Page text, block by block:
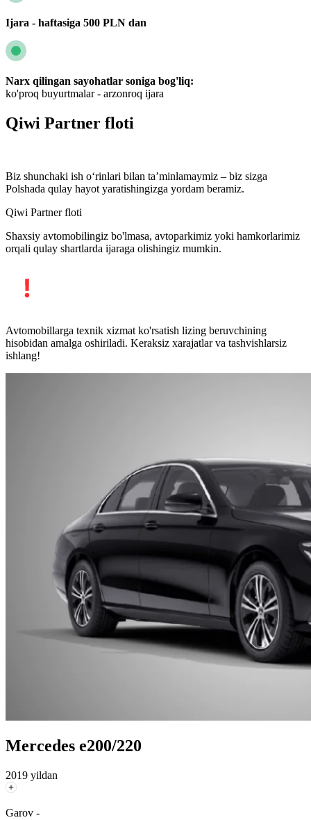
Ijara - haftasiga 500 PLN dan
Narx qilingan sayohatlar soniga bog'liq:
ko'proq buyurtmalar - arzonroq ijara
Qiwi Partner floti
Biz shunchaki ish o‘rinlari bilan ta’minlamaymiz – biz sizga
Polshada qulay hayot yaratishingizga yordam beramiz.
Qiwi Partner floti
Shaxsiy avtomobilingiz bo'lmasa, avtoparkimiz yoki hamkorlarimiz
orqali qulay shartlarda ijaraga olishingiz mumkin.
Avtomobillarga texnik xizmat ko'rsatish lizing beruvchining
hisobidan amalga oshiriladi. Keraksiz xarajatlar va tashvishlarsiz
ishlang!
Mercedes e200/220
2019 yildan
Garov -